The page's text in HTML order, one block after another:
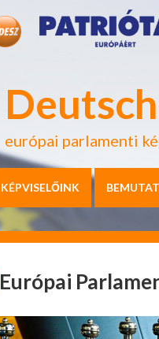
európai parlamenti
KÉPVISELŐINK
Európai